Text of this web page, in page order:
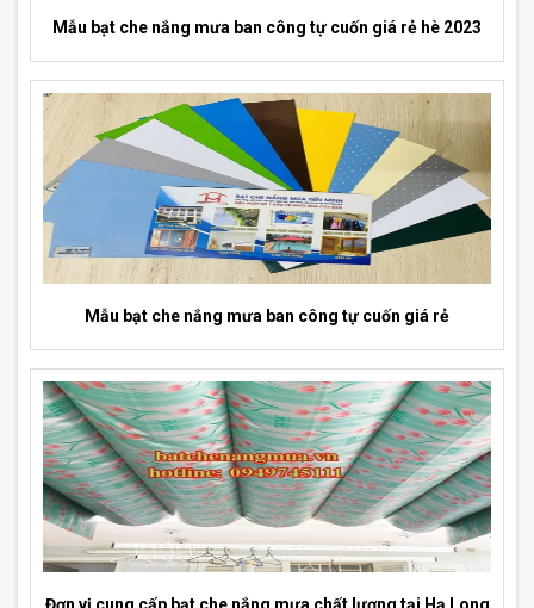
Mẫu bạt che nắng mưa ban công tự cuốn giá rẻ hè 2023
Mẫu bạt che nắng mưa ban công tự cuốn giá rẻ
Đơn vị cung cấp bạt che nắng mưa chất lượng tại Hạ Long